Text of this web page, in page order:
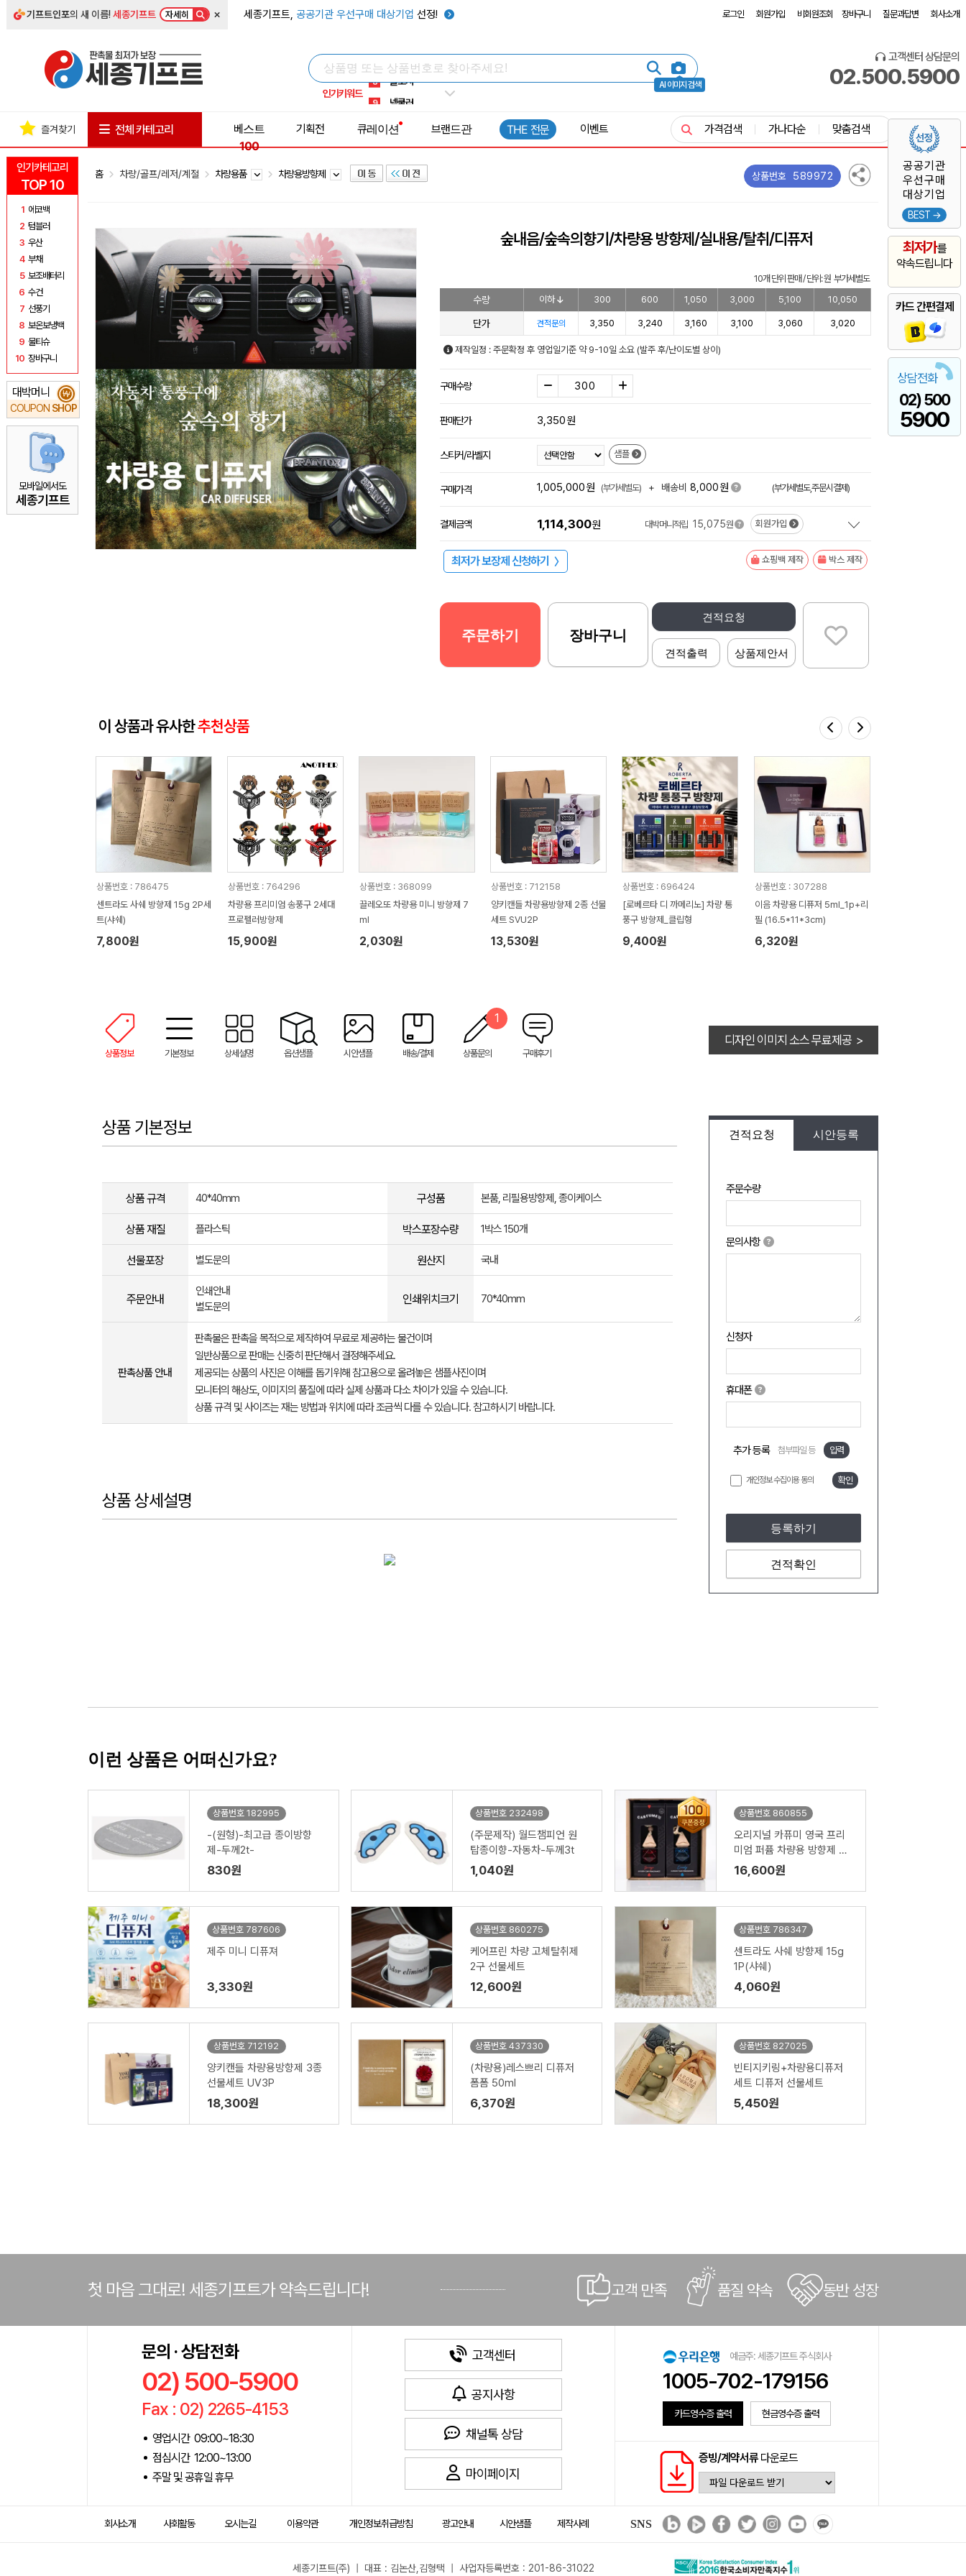
기프트인포의 새 이름!세종기프트 자세히 × 세종기프트, 공공기관 우선구매 대상기업 선정! 로그인 회원가입 비회원조회 장바구니 질문과답변 회사소개
AI 이미지 검색
인기키워드
5 키캡
8 쿨토시
1 선풍기
고객센터 상담문의
02.500.5900
인기카테고리
TOP 10
1 에코백
2 텀블러
3 우산
4 부채
5 보조배터리
6 수건
7 선풍기
8 보온보냉백
9 물티슈
10 장바구니
대박머니
COUPON SHOP
₩
모바일에서도
세종기프트
공공기관
우선구매
대상기업
BEST →
최저가를
약속드립니다
카드 간편결제
상담전화
02) 500
5900
즐겨찾기 전체 카테고리
베스트
100
기획전 큐레이션 브랜드관 THE 전문 이벤트 가격검색 가나다순 맞춤검색
홈 차량/골프/레저/계절 차량용품 차량용방향제 상품번호 589972
숲내음/숲속의향기/차량용 방향제/실내용/탈취/디퓨저
10개 단위 판매 / 단위: 원 부가세별도
수량 이하 300 600 1,050 3,000 5,100 10,050
단가 견적문의 3,350 3,240 3,160 3,100 3,060 3,020
제작일정 : 주문확정 후 영업일기준 약 9-10일 소요 (발주 후/난이도별 상이)
구매수량
판매단가 3,350원
스티커/라벨지 샘플
구매가격 1,005,000원 (부가세별도) + 배송비 8,000원 (부가세별도,주문시결제)
결제금액 1,114,300원 대박머니적립 15,075원 회원가입
최저가 보장제 신청하기 〉 쇼핑백 제작 박스 제작
견적요청
견적출력 상품제안서
주문하기 장바구니
이 상품과 유사한추천상품
상품번호 : 786475
센트라도 사쉐 방향제 15g 2P세
트(샤쉐)
7,800원
상품번호 : 764296
차량용 프리미엄 송풍구 2세대
프로펠러방향제
15,900원
상품번호 : 368099
끌레오또 차량용 미니 방향제 7
ml
2,030원
상품번호 : 712158
양키캔들 차량용방향제 2종 선물
세트 SVU2P
13,530원
상품번호 : 696424
[로베르타 디 까메리노] 차량 통
풍구 방향제_클립형
9,400원
상품번호 : 307288
이음 차량용 디퓨저 5ml_1p+리
필 (16.5*11*3cm)
6,320원
상품정보 기본정보 상세설명 옵션샘플 시안샘플 배송/결제 상품문의
1
구매후기
디자인 이미지 소스 무료제공 >
견적요청 시안등록
주문수량
문의사항
신청자
휴대폰
추가 등록 첨부파일 등 입력
개인정보 수집이용 동의 확인
등록하기
견적확인
상품 기본정보
상품 규격 40*40mm 구성품 본품, 리필용방향제, 종이케이스
상품 재질 플라스틱 박스포장수량 1박스 150개
선물포장 별도문의 원산지 국내
주문안내
인쇄안내
별도문의
인쇄위치크기 70*40mm
판촉상품 안내
판촉물은 판촉을 목적으로 제작하여 무료로 제공하는 물건이며
일반상품으로 판매는 신중히 판단해서 결정해주세요.
제공되는 상품의 사진은 이해를 돕기위해 참고용으로 올려놓은 샘플사진이며
모니터의 해상도, 이미지의 품질에 따라 실제 상품과 다소 차이가 있을 수 있습니다.
상품 규격 및 사이즈는 재는 방법과 위치에 따라 조금씩 다를 수 있습니다. 참고하시기 바랍니다.
상품 상세설명
이런 상품은 어떠신가요?
상품번호 182995
-(원형)-최고급 종이방향
제-두께2t-
830원
상품번호 232498
(주문제작) 월드챔피언 원
탑종이향-자동차-두께3t
1,040원
상품번호 860855
오리지널 카퓨미 영국 프리
미엄 퍼퓸 차량용 방향제 2
개
16,600원
상품번호 787606
제주 미니 디퓨져
3,330원
상품번호 860275
케어프린 차량 고체탈취제
2구 선물세트
12,600원
상품번호 786347
센트라도 사쉐 방향제 15g
1P(샤쉐)
4,060원
상품번호 712192
양키캔들 차량용방향제 3종
선물세트 UV3P
18,300원
상품번호 437330
(차량용)레스쁘리 디퓨저
폼폼 50ml
6,370원
상품번호 827025
빈티지키링+차량용디퓨저
세트 디퓨저 선물세트
5,450원
첫 마음 그대로! 세종기프트가 약속드립니다! 고객 만족 품질 약속 동반 성장
문의 · 상담전화
02) 500-5900
Fax : 02) 2265-4153
영업시간 09:00~18:30
점심시간 12:00~13:00
주말 및 공휴일 휴무
고객센터
공지사항
채널톡 상담
마이페이지
예금주: 세종기프트 주식회사
1005-702-179156
카드영수증 출력 현금영수증 출력
증빙/계약서류다운로드
회사소개 사회활동 오시는길 이용약관 개인정보취급방침 광고안내 시안샘플 제작사례 SNS
세종기프트(주) | 대표 : 김논산,김형택 | 사업자등록번호 : 201-86-31022